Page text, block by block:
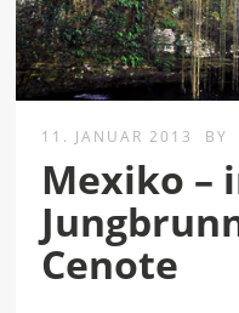
11. JANUAR 2013 BY
Mexiko –
Cenote